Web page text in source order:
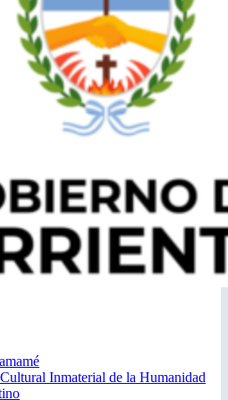
Inmaterial de la Humanidad